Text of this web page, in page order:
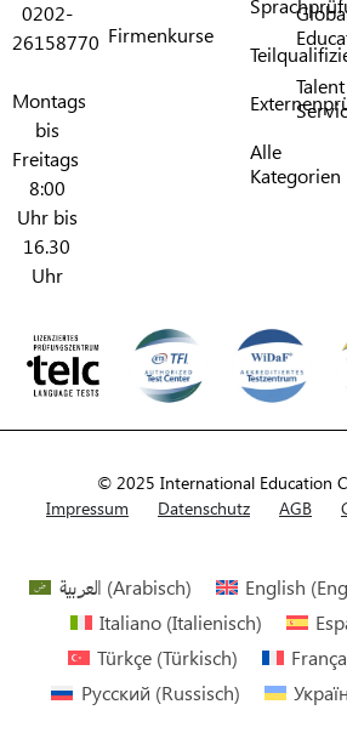
0202-
26158770
Montags
bis
Freitags
8:00
Uhr bis
16.30
Uhr
Firmenkurse
Alle
Kategorien​
Talent
© 2025 International Education
Impressum
Datenschutz AGB
العربية (Arabisch) English (
Italiano (Italienisch)
Türkçe (Türkisch)
Русский (Russisch)